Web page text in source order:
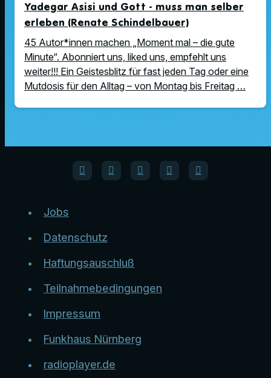
Yadegar Asisi und Gott - muss man selber
erleben (Renate Schindelbauer)
45 Autor*innen machen „Moment mal – die gute
Minute“. Abonniert uns, liked uns, empfehlt uns
weiter!!! Ein Geistesblitz für fast jeden Tag oder eine
Mutdosis für den Alltag – von Montag bis Freitag …
Jobs
Datenschutz
Haftungsauschluß
Teilnahmebedingungen
Impressum
Funkhaus Nürnberg
radioplayer.de